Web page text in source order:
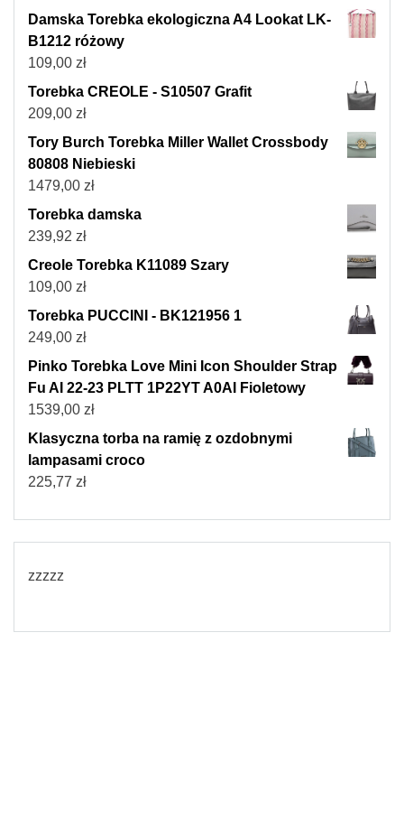
Damska Torebka ekologiczna A4 Lookat LK-
B1212 różowy
109,00 zł
Torebka CREOLE - S10507 Grafit
209,00 zł
Tory Burch Torebka Miller Wallet Crossbody
80808 Niebieski
1479,00 zł
Torebka damska
239,92 zł
Creole Torebka K11089 Szary
109,00 zł
Torebka PUCCINI - BK121956 1
249,00 zł
Pinko Torebka Love Mini Icon Shoulder Strap
Fu AI 22-23 PLTT 1P22YT A0AI Fioletowy
1539,00 zł
Klasyczna torba na ramię z ozdobnymi
lampasami croco
225,77 zł
zzzzz